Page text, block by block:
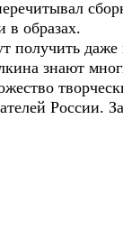
в образах.
получить
знают
России.